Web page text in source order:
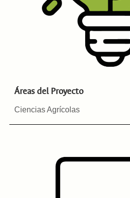
Áreas del Proyecto
Ciencias Agrícolas